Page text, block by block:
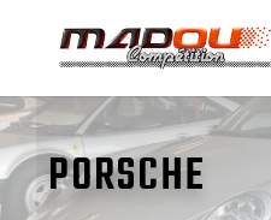
PORSCHE